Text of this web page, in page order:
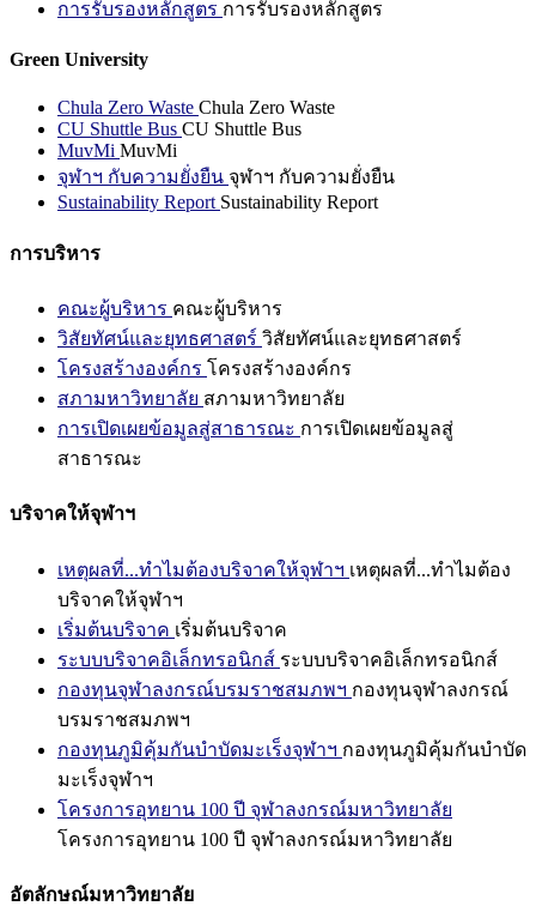
การรับรองหลักสูตร การรับรองหลักสูตร
Green University
Chula Zero Waste Chula Zero Waste
CU Shuttle Bus CU Shuttle Bus
MuvMi MuvMi
จุฬาฯ กับความยั่งยืน จุฬาฯ กับความยั่งยืน
Sustainability Report Sustainability Report
การบริหาร
คณะผู้บริหาร คณะผู้บริหาร
วิสัยทัศน์และยุทธศาสตร์ วิสัยทัศน์และยุทธศาสตร์
โครงสร้างองค์กร โครงสร้างองค์กร
สภามหาวิทยาลัย สภามหาวิทยาลัย
การเปิดเผยข้อมูลสู่สาธารณะ การเปิดเผยข้อมูลสู่
สาธารณะ
บริจาคให้จุฬาฯ
เหตุผลที่...ทำไมต้องบริจาคให้จุฬาฯ เหตุผลที่...ทำไมต้อง
บริจาคให้จุฬาฯ
เริ่มต้นบริจาค เริ่มต้นบริจาค
ระบบบริจาคอิเล็กทรอนิกส์ ระบบบริจาคอิเล็กทรอนิกส์
กองทุนจุฬาลงกรณ์บรมราชสมภพฯ กองทุนจุฬาลงกรณ์
บรมราชสมภพฯ
กองทุนภูมิคุ้มกันบำบัดมะเร็งจุฬาฯ กองทุนภูมิคุ้มกันบำบัด
มะเร็งจุฬาฯ
โครงการอุทยาน 100 ปี จุฬาลงกรณ์มหาวิทยาลัย
โครงการอุทยาน 100 ปี จุฬาลงกรณ์มหาวิทยาลัย
อัตลักษณ์มหาวิทยาลัย